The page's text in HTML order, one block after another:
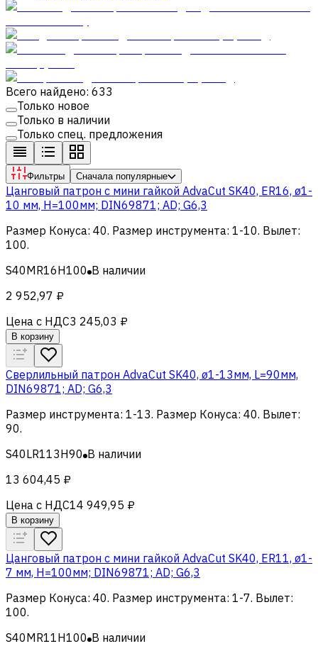
Всего найдено: 633
Только новое
Только в наличии
Только спец. предложения
Фильтры Сначала популярные
Цанговый патрон c мини гайкой AdvaCut SK40, ER16, ø1-
10 мм, H=100мм; DIN69871; AD; G6,3
Размер Конуса: 40. Размер инструмента: 1-10. Вылет:
100.
S40MR16H100 В наличии
2 952,97 ₽
Цена с НДС3 245,03 ₽
В корзину
Cверлильный патрон AdvaCut SK40, ø1-13мм, L=90мм,
DIN69871; AD; G6,3
Размер инструмента: 1-13. Размер Конуса: 40. Вылет:
90.
S40LR113H90 В наличии
13 604,45 ₽
Цена с НДС14 949,95 ₽
В корзину
Цанговый патрон c мини гайкой AdvaCut SK40, ER11, ø1-
7 мм, H=100мм; DIN69871; AD; G6,3
Размер Конуса: 40. Размер инструмента: 1-7. Вылет:
100.
S40MR11H100 В наличии